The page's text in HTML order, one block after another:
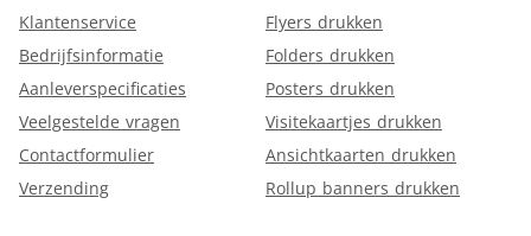
Klantenservice
Bedrijfsinformatie
Aanleverspecificaties
Veelgestelde vragen
Contactformulier
Verzending
Flyers drukken
Folders drukken
Posters drukken
Visitekaartjes drukken
Ansichtkaarten drukken
Rollup banners drukken